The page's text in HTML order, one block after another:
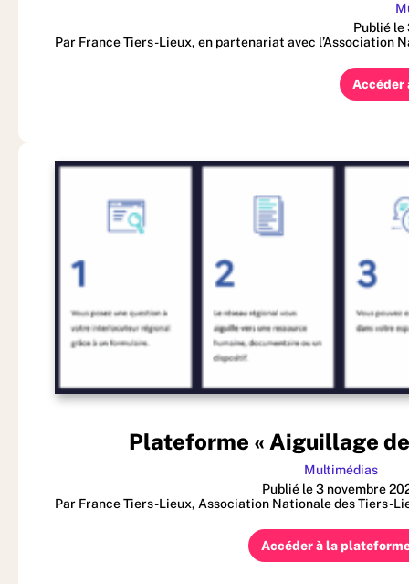
Publié le
Par France Tiers-Lieux, en partenariat avec l’Association
Accéder
Multimédias
Plateforme « Aiguillage
Publié le 3 novembre
Par France Tiers-Lieux, Association Nationale des Tiers-
Accéder à la